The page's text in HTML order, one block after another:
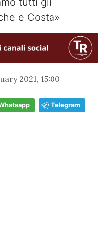
tutti gli
e Costa»
2021, 15:00
Telegram